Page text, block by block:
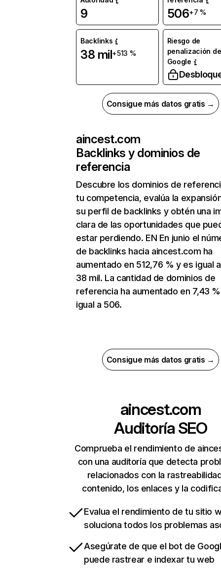
9 506+7 %
Backlinks
38 mil+513 %
Riesgo de
penalización de
Google
Consigue más datos gratis →
aincest.com
Backlinks y dominios de
referencia
Descubre los dominios de
tu competencia, evalúa la
su perfil de backlinks y obtén una
clara de las oportunidades que
estar perdiendo. EN En junio el
de backlinks hacia aincest.com ha
aumentado en 512,76 % y es igual a
38 mil. La cantidad de dominios de
referencia ha aumentado en 7,43
igual a 506.
Consigue más datos gratis →
aincest.com
Auditoría SEO
Comprueba el rendimiento de
con una auditoría que detecta
relacionados con la
contenido, los enlaces y la
Evalua el rendimiento de tu sitio
soluciona todos los problemas
Asegúrate de que el bot de
puede rastrear e indexar tu web